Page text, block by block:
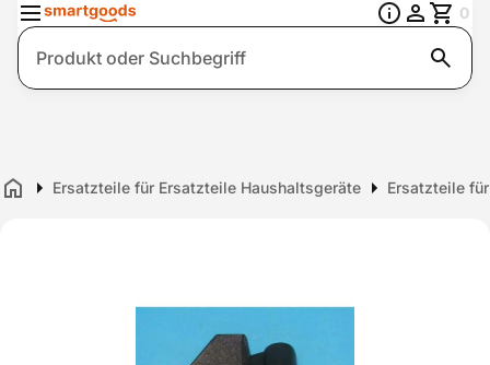
Suche
0
Home Ersatzteile für Ersatzteile Haushaltsgeräte Ersatzteile